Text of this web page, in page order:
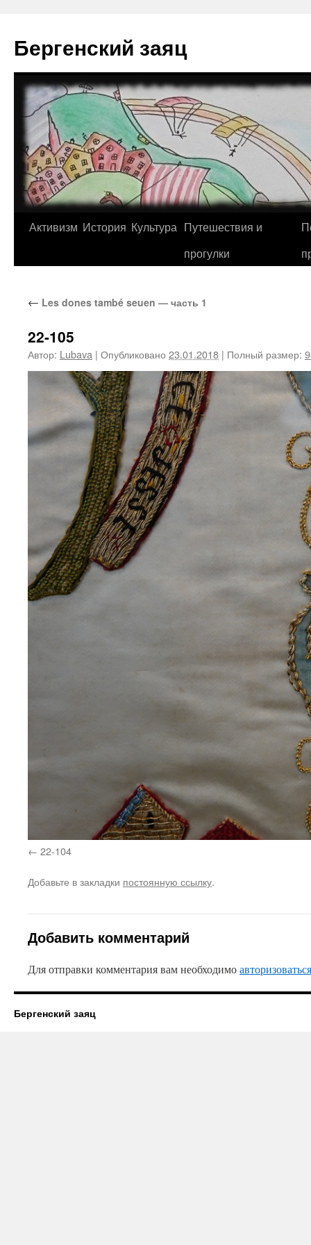
содержимому
Бергенский заяц
Активизм История Культура Путешествия и
прогулки
← Les dones també seuen — часть 1
22-105
Автор: Lubava | Опубликовано 23.01.2018 | Полный размер:
22-104
Добавьте в закладки постоянную ссылку.
Добавить комментарий
Для отправки комментария вам необходимоавторизоваться
Бергенский заяц